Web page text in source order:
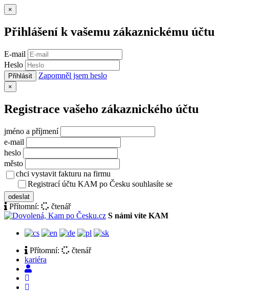
×
Přihlášení k vašemu zákaznickému účtu
E-mail
Heslo
Přihlásit Zapomněl jsem heslo
×
Registrace vašeho zákaznického účtu
jméno a příjmení
e-mail
heslo
město
chci vystavit fakturu na firmu
Registrací účtu KAM po Česku souhlasíte se
odeslat
Přítomní:
čtenář
S námi víte KAM
Přítomní:
čtenář
kariéra